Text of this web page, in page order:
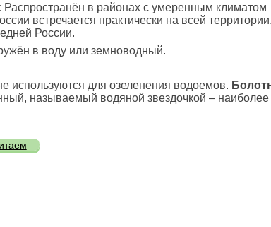
Распространён в районах с умеренным климатом
встречается практически на всей
России.
в воду или земноводный.
используются для озеленения водоемов.
называемый водяной звездочкой – наиболее